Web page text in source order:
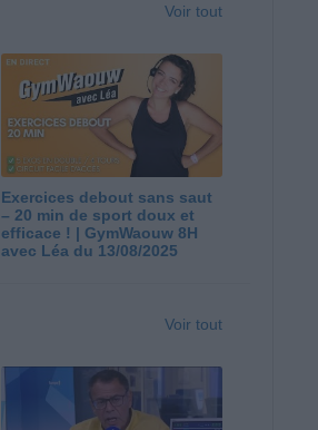
Voir tout
Exercices debout sans saut
– 20 min de sport doux et
efficace ! | GymWaouw 8H
avec Léa du 13/08/2025
Voir tout